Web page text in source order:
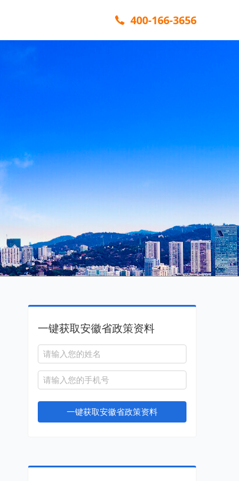
400-166-3656
一键获取安徽省政策资料
一键获取安徽省政策资料